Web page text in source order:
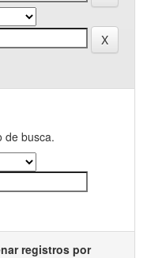
de busca.
registros por